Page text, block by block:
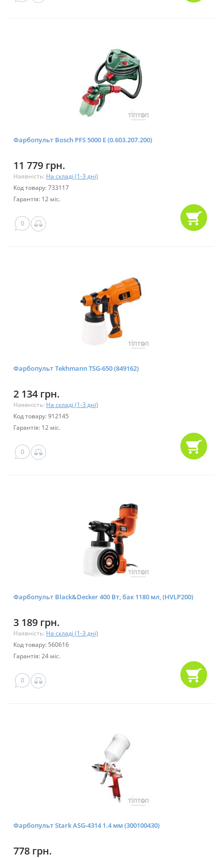
Фарбопульт Bosch PFS 5000 E (0.603.207.200)
11 779 грн.
Наявність: На складі (1-3 дні)
Код товару: 733117
Гарантія: 12 міс.
0
Фарбопульт Tekhmann TSG-650 (849162)
2 134 грн.
Наявність: На складі (1-3 дні)
Код товару: 912145
Гарантія: 12 міс.
0
Фарбопульт Black&Decker 400 Вт, бак 1180 мл, (HVLP200)
3 189 грн.
Наявність: На складі (1-3 дні)
Код товару: 560616
Гарантія: 24 міс.
0
Фарбопульт Stark ASG-4314 1.4 мм (300100430)
778 грн.